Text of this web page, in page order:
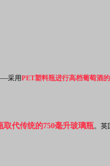
采用PET塑料瓶进行高档葡萄酒
取代传统的750毫升玻璃瓶。英